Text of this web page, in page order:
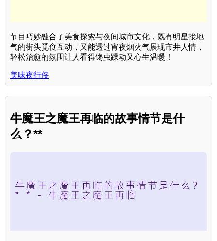
节目巧妙融合了美食探索与夜间城市文化，既有明星接地
气的街头觅食互动，又能透过宵夜烟火气展现市井人情，
轻松治愈的氛围让人看得馋虫躁动又心生温暖！
美味夜行侠
牛魔王之魔王再临的故事情节是什
么？**